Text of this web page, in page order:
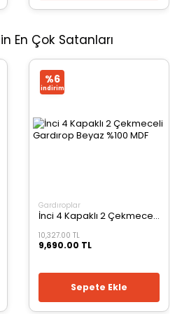
En Çok Satanları
%6
i̇ndirim
Gardıroplar
İnci 4 Kapaklı 2 Çekmeceli Gardırop Beyaz %100 MDF
10,327.00 TL
9,690.00 TL
Sepete Ekle